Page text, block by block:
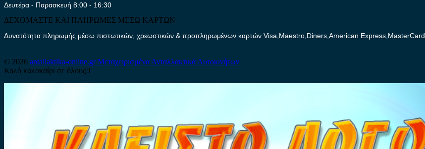
Δευτέρα - Παρασκευή 8:00 - 16:30
ΔΕΧΟΜΑΣΤΕ ΚΑΙ ΠΛΗΡΩΜΕΣ ΜΕΣΩ ΚΑΡΤΩΝ
Δυνατότητα πληρωμής μέσω πιστωτικών, χρεωστικών & προπληρωμένων καρτών Visa,Maestro,Diners,American Express,MasterCard.
© 2026 antallaktika-online.grΜεταχειρισμένα Ανταλλακτικά Αυτοκινήτων
Καλό καλοκαίρι σε όλους!!